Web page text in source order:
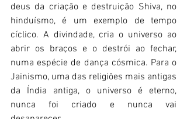
deus da criação e destruição Shiva, no
hinduísmo, é um exemplo de tempo
cíclico. A divindade, cria o universo ao
abrir os braços e o destrói ao fechar,
numa espécie de dança cósmica. Para o
Jainismo, uma das religiões mais antigas
da Índia antiga, o universo é eterno,
nunca foi criado e nunca vai